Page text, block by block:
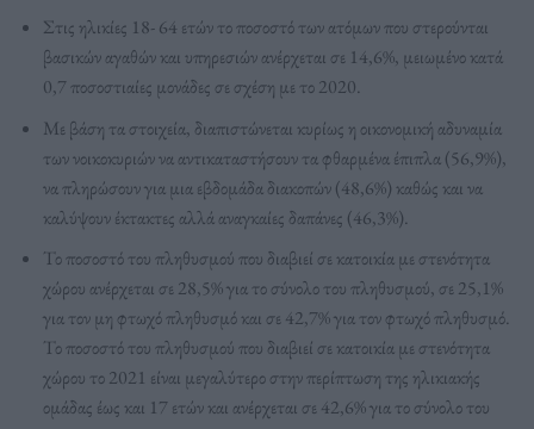
Στις ηλικίες 18- 64 ετών το ποσοστό των ατόμων που στερούνται
βασικών αγαθών και υπηρεσιών ανέρχεται σε 14,6%, μειωμένο κατά
0,7 ποσοστιαίες μονάδες σε σχέση με το 2020.
Με βάση τα στοιχεία, διαπιστώνεται κυρίως η οικονομική αδυναμία
των νοικοκυριών να αντικαταστήσουν τα φθαρμένα έπιπλα (56,9%),
να πληρώσουν για μια εβδομάδα διακοπών (48,6%) καθώς και να
καλύψουν έκτακτες αλλά αναγκαίες δαπάνες (46,3%).
Το ποσοστό του πληθυσμού που διαβιεί σε κατοικία με στενότητα
χώρου ανέρχεται σε 28,5% για το σύνολο του πληθυσμού, σε 25,1%
για τον μη φτωχό πληθυσμό και σε 42,7% για τον φτωχό πληθυσμό.
Το ποσοστό του πληθυσμού που διαβιεί σε κατοικία με στενότητα
χώρου το 2021 είναι μεγαλύτερο στην περίπτωση της ηλικιακής
ομάδας έως και 17 ετών και ανέρχεται σε 42,6% για το σύνολο του